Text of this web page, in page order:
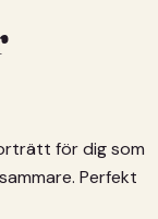
för dig som
Perfekt